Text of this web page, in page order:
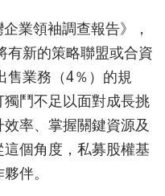
業領袖調查報告》，
有新的策略聯盟或合資
售業務（4％）的規
鬥不足以面對成長挑
率、掌握關鍵資源及
個角度，私募股權基
伴。